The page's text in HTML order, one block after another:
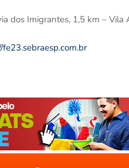
dos Imigrantes, 1,5 km – Vila
fe23.sebraesp.com.br